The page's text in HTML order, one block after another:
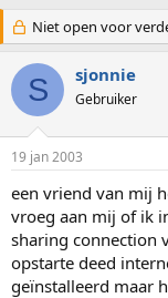
d
e
r
w
e
p
s
t
a
r
t
e
r
a
r
d
a
m
Niet open voor
S sjonnie
Gebruiker
19 jan 2003
een vriend van mij
vroeg aan mij of ik
sharing connection
opstarte deed
geïnstalleerd maar